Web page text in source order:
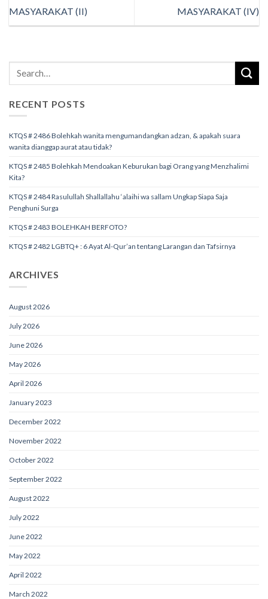
MASYARAKAT (II)
MASYARAKAT (IV)
RECENT POSTS
KTQS # 2486 Bolehkah wanita mengumandangkan adzan, & apakah suara
wanita dianggap aurat atau tidak?
KTQS # 2485 Bolehkah Mendoakan Keburukan bagi Orang yang Menzhalimi
Kita?
KTQS # 2484 Rasulullah Shallallahu ‘alaihi wa sallam Ungkap Siapa Saja
Penghuni Surga
KTQS # 2483 BOLEHKAH BERFOTO?
KTQS # 2482 LGBTQ+ : 6 Ayat Al-Qur’an tentang Larangan dan Tafsirnya
ARCHIVES
August 2026
July 2026
June 2026
May 2026
April 2026
January 2023
December 2022
November 2022
October 2022
September 2022
August 2022
July 2022
June 2022
May 2022
April 2022
March 2022